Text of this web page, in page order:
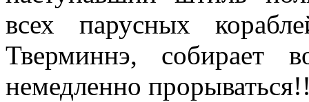
всех парусных
Тверминнэ,
немедленно